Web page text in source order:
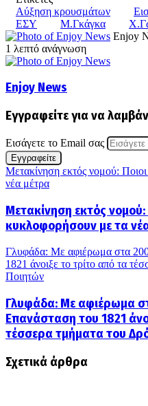
Αύξηση κρουσμάτων
ΕΣΥ
Μ.Γκάγκα
Enjoy
1 λεπτό ανάγνωση
Enjoy News
Εγγραφείτε για να
Εισάγετε το Email σας
Μετακίνηση εκτός νομού:
νέα μέτρα
Μετακίνηση εκτός
κυκλοφορήσουν με τα
Γλυφάδα: Με αφιέρωμα στα
1821 άνοιξε το τρίτο από τα
Ποιητών
Γλυφάδα: Με αφιέρωμα
Επανάσταση του 1821
τέσσερα τμήματα του
Σχετικά άρθρα